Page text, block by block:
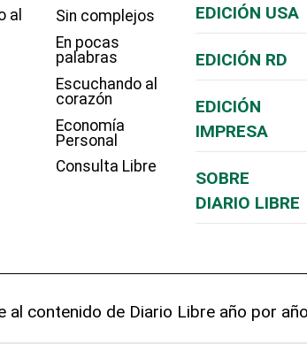
al
Sin complejos
En pocas
palabras
Escuchando al
corazón
Economía
Personal
Consulta Libre
EDICIÓN USA
EDICIÓN RD
EDICIÓN
IMPRESA
SOBRE
DIARIO LIBRE
al contenido de Diario Libre año por